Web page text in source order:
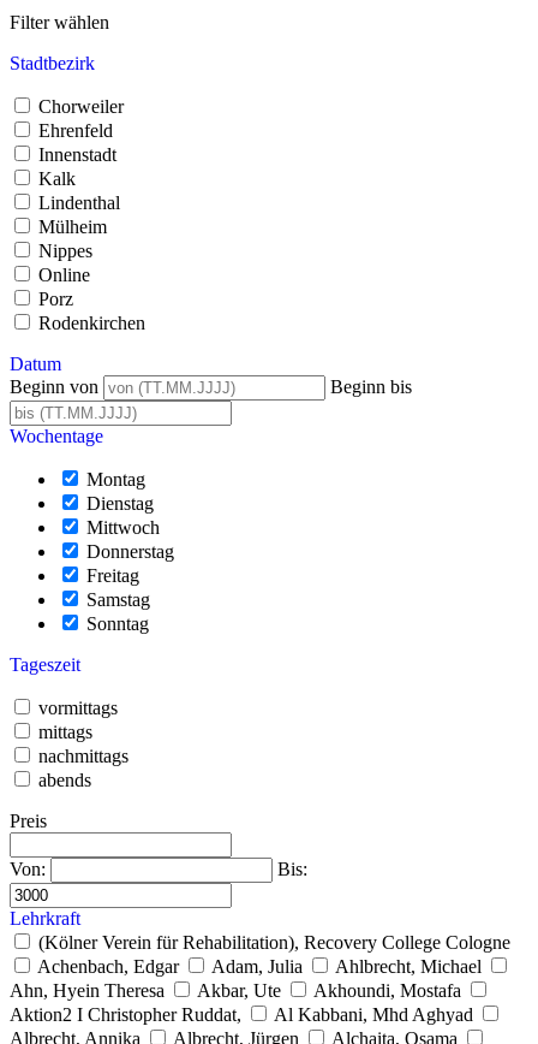
Filter wählen
Stadtbezirk
Chorweiler
Ehrenfeld
Innenstadt
Kalk
Lindenthal
Mülheim
Nippes
Online
Porz
Rodenkirchen
Datum
Beginn von
Beginn bis
Wochentage
Montag
Dienstag
Mittwoch
Donnerstag
Freitag
Samstag
Sonntag
Tageszeit
vormittags
mittags
nachmittags
abends
Preis
Von: Bis:
Lehrkraft
(Kölner Verein für Rehabilitation), Recovery College Cologne
Achenbach, Edgar
Adam, Julia
Ahlbrecht, Michael
Ahn, Hyein Theresa
Akbar, Ute
Akhoundi, Mostafa
Aktion2 I Christopher Ruddat,
Al Kabbani, Mhd Aghyad
Albrecht, Annika
Albrecht, Jürgen
Alchaita, Osama